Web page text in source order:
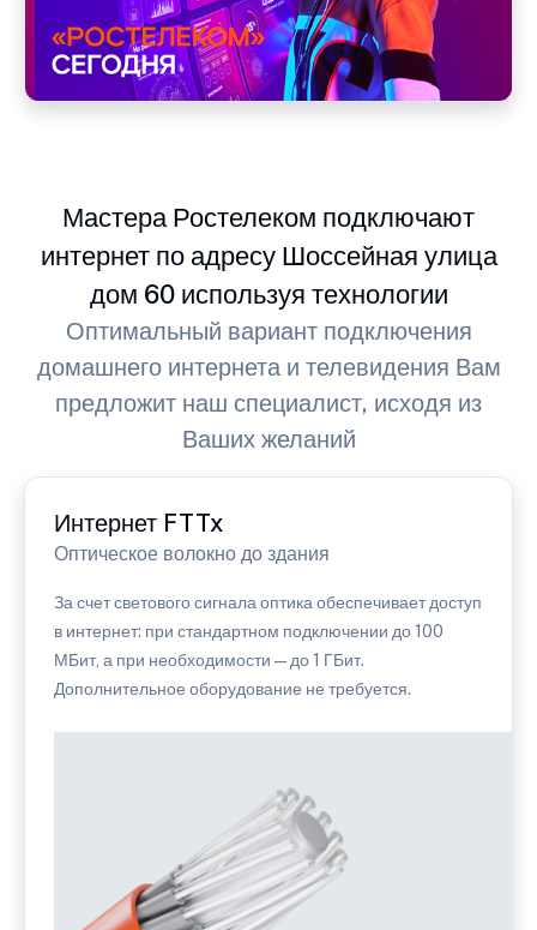
Мастера Ростелеком подключают
интернет по адресу Шоссейная улица
дом 60 используя технологии
Оптимальный вариант подключения
домашнего интернета и телевидения Вам
предложит наш специалист, исходя из
Ваших желаний
Интернет FTTx
Оптическое волокно до здания
За счет светового сигнала оптика обеспечивает доступ
в интернет: при стандартном подключении до 100
МБит, а при необходимости — до 1 ГБит.
Дополнительное оборудование не требуется.